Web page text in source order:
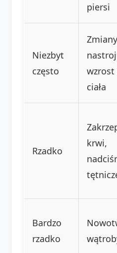
piersi
Niezbyt
często
Zmiany
wzrost
ciała
Rzadko
krwi,
Bardzo
rzadko